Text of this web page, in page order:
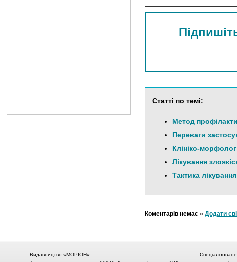
Статті по темі:
Метод
Переваги
Клініко-
Лікування
Тактика
Коментарів немає » Додати
Видавництво «МОРІОН»